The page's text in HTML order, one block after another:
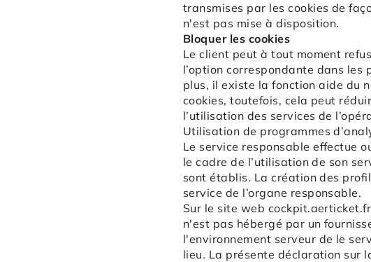
transmises par les cookies de
n'est pas mise à disposition.
Bloquer les cookies
Le client peut à tout moment
l’option correspondante dans
plus, il existe la fonction aide du
cookies, toutefois, cela peut
l’utilisation des services de
Utilisation de programmes
Le service responsable effectue
le cadre de l’utilisation de son
sont établis. La création des
service de l’organe responsable.
Sur le site web cockpit.aerticket.fr
n'est pas hébergé par un
l'environnement serveur de le
lieu. La présente déclaration sur